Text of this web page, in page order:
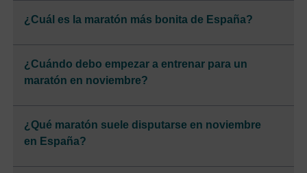
¿Cuál es la maratón más bonita de España?
¿Cuándo debo empezar a entrenar para un
maratón en noviembre?
¿Qué maratón suele disputarse en noviembre
en España?